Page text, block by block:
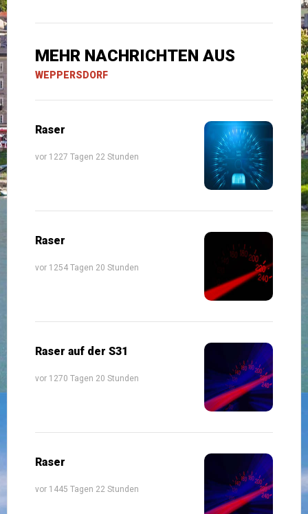
MEHR NACHRICHTEN AUS
WEPPERSDORF
Raser
vor 1227 Tagen 22 Stunden
Raser
vor 1254 Tagen 20 Stunden
Raser auf der S31
vor 1270 Tagen 20 Stunden
Raser
vor 1445 Tagen 22 Stunden